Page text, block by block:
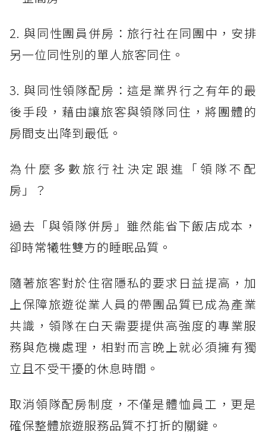
2. 與同性團員併房：旅行社在同團中，安排
另一位同性別的單人旅客同住。
3. 與同性領隊配房：這是業界行之有年的最
後手段，藉由讓旅客與領隊同住，將團體的
房間支出降到最低。
為什麼多數旅行社決定跟進「領隊不配
房」？
過去「與領隊併房」雖然能省下飯店成本，
卻時常犧牲雙方的睡眠品質。
隨著旅客對於住宿隱私的要求日益提高，加
上保障旅遊從業人員的帶團品質已成為產業
共識，領隊在白天需要提供高強度的專業服
務與危機處理，相對而言晚上就必須擁有獨
立且不受干擾的休息時間。
取消領隊配房制度，不僅是體恤員工，更是
確保整體旅遊服務品質不打折的關鍵。